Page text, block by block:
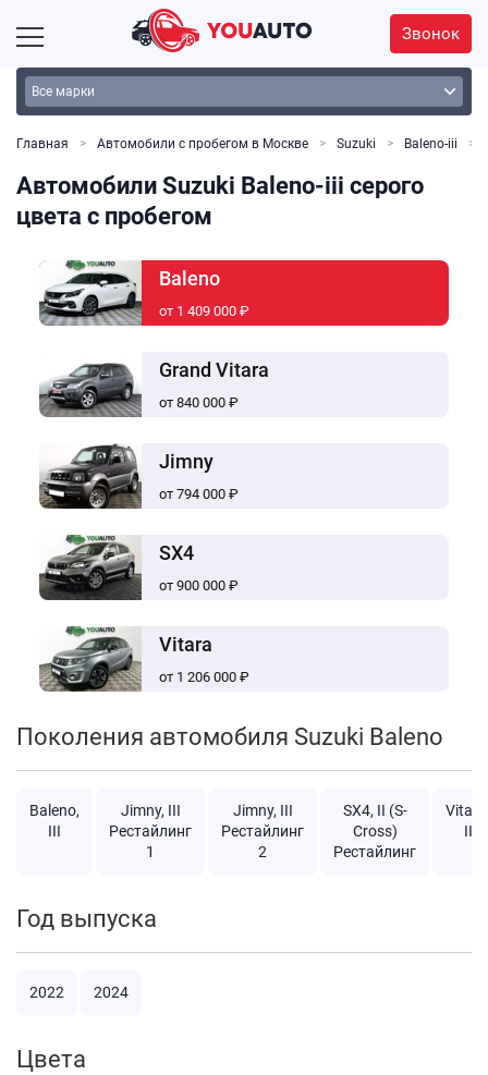
Звонок
Главная Автомобили с пробегом в Москве Suzuki Baleno-iii
Автомобили Suzuki Baleno-iii серого
цвета с пробегом
Baleno
от 1 409 000 ₽
Grand Vitara
от 840 000 ₽
Jimny
от 794 000 ₽
SX4
от 900 000 ₽
Vitara
от 1 206 000 ₽
Поколения автомобиля Suzuki Baleno
Baleno,
III
Jimny, III
Рестайлинг
1
Jimny, III
Рестайлинг
2
SX4, II (S-
Cross)
Рестайлинг
II
Год выпуска
2022 2024
Цвета